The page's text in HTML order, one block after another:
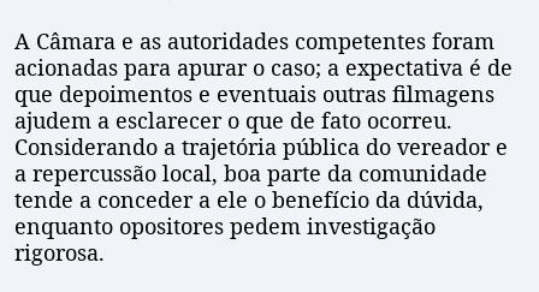
A Câmara e as autoridades competentes foram
acionadas para apurar o caso; a expectativa é de
que depoimentos e eventuais outras filmagens
ajudem a esclarecer o que de fato ocorreu.
Considerando a trajetória pública do vereador e
a repercussão local, boa parte da comunidade
tende a conceder a ele o benefício da dúvida,
enquanto opositores pedem investigação
rigorosa.